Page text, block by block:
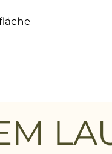
kann
und